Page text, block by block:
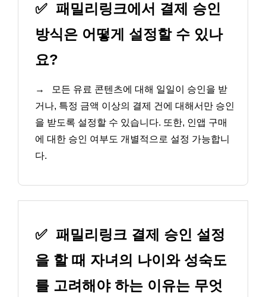
✅ 패밀리링크에서 결제 승인
방식은 어떻게 설정할 수 있나
요?
→
모든 유료 콘텐츠에 대해 일일이 승인을 받
거나, 특정 금액 이상의 결제 건에 대해서만 승인
을 받도록 설정할 수 있습니다. 또한, 인앱 구매
에 대한 승인 여부도 개별적으로 설정 가능합니
다.
✅ 패밀리링크 결제 승인 설정
을 할 때 자녀의 나이와 성숙도
를 고려해야 하는 이유는 무엇